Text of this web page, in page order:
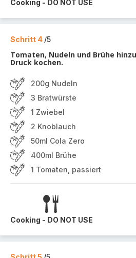
Cooking - DO NOT USE
Schritt 4 /5
Tomaten, Nudeln und Brühe
Druck kochen.
200g Nudeln
3 Bratwürste
1 Zwiebel
2 Knoblauch
50ml Cola Zero
400ml Brühe
1 Tomaten, passiert
Cooking - DO NOT USE